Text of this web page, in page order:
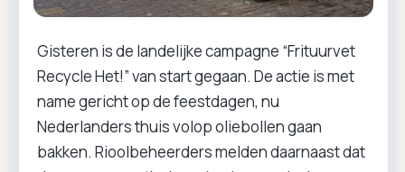
Gisteren is de landelijke campagne “Frituurvet
Recycle Het!” van start gegaan. De actie is met
name gericht op de feestdagen, nu
Nederlanders thuis volop oliebollen gaan
bakken. Rioolbeheerders melden daarnaast dat